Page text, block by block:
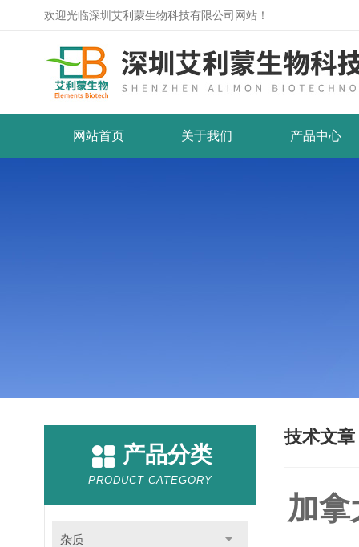
欢迎光临深圳艾利蒙生物科技有限公司网站！
网站首页 关于我们 产品中心
产品分类
PRODUCT CATEGORY
杂质
技术文章
加